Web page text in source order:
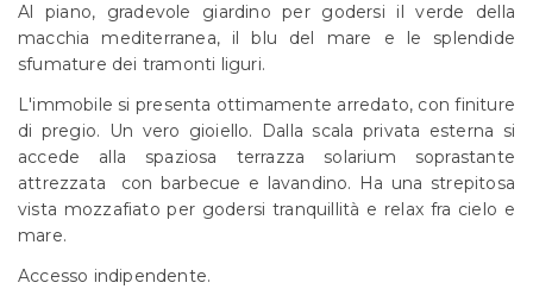
Al piano, gradevole giardino per godersi il verde della
macchia mediterranea, il blu del mare e le splendide
sfumature dei tramonti liguri.
L'immobile si presenta ottimamente arredato, con finiture
di pregio. Un vero gioiello. Dalla scala privata esterna si
accede alla spaziosa terrazza solarium soprastante
attrezzata con barbecue e lavandino. Ha una strepitosa
vista mozzafiato per godersi tranquillità e relax fra cielo e
mare.
Accesso indipendente.